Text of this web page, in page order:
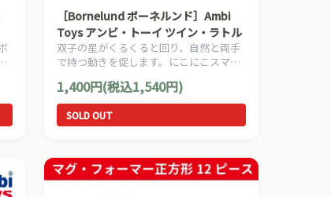
［Bornelund ボーネルンド］Ambi
Toys アンビ・トーイ ツイン・ラトル
双子の星がくるくると回り、自然と両手
で持つ動きを促します。にこにこスマイ
クル。
1,400円(税込1,540円)
SOLD OUT